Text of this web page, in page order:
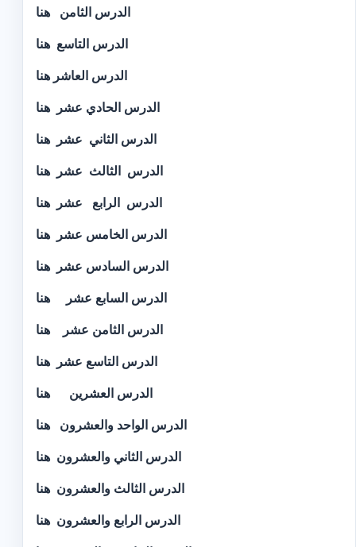
الدرس الثامن هنا
الدرس التاسع هنا
الدرس العاشر هنا
الدرس الحادي عشر هنا
الدرس الثاني عشر هنا
الدرس الثالث عشر هنا
الدرس الرابع عشر هنا
الدرس الخامس عشر هنا
الدرس السادس عشر هنا
الدرس السابع عشر هنا
الدرس الثامن عشر هنا
الدرس التاسع عشر هنا
الدرس العشرين هنا
الدرس الواحد والعشرون هنا
الدرس الثاني والعشرون
الدرس الثالث والعشرون هنا
الدرس الرابع والعشرون هنا